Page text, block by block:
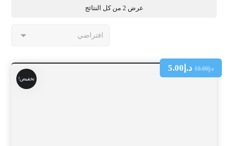
عرض ⁦2⁩ من كل النتائج
تخفيض!
د.إ10.00 د.إ 5.00